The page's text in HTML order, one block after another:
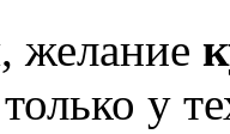
желание
у